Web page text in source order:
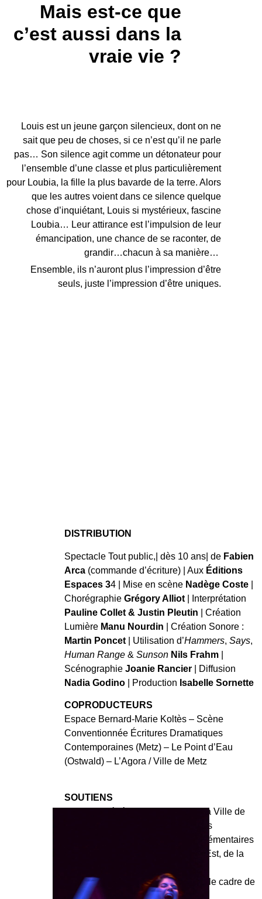
Mais est-ce que
c’est aussi dans la
vraie vie ?
Louis est un jeune garçon silencieux, dont on ne
sait que peu de choses, si ce n’est qu’il ne parle
pas… Son silence agit comme un détonateur pour
l’ensemble d’une classe et plus particulièrement
pour Loubia, la fille la plus bavarde de la terre. Alors
que les autres voient dans ce silence quelque
chose d’inquiétant, Louis si mystérieux, fascine
Loubia… Leur attirance est l’impulsion de leur
émancipation, une chance de se raconter, de
grandir…chacun à sa manière…
Ensemble, ils n’auront plus l’impression d’être
seuls, juste l’impression d’être uniques.
DISTRIBUTION
Spectacle Tout public,| dès 10 ans| de Fabien
Arca (commande d’écriture) | Aux Éditions
Espaces 34 | Mise en scène Nadège Coste
Chorégraphie Grégory Alliot
Interprétation
Pauline Collet & Justin Pleutin
Création
Lumière Manu Nourdin
Création Sonore :
Martin Poncet
Utilisation d’Hammers, Says,
Human Range & Sunson Nils Frahm
Scénographie Joanie Rancier
Diffusion
Nadia Godino
Production Isabelle Sornette
COPRODUCTEURS
Espace Bernard-Marie Koltès – Scène
Conventionnée Écritures Dramatiques
Contemporaines (Metz) – Le Point d’Eau
(Ostwald) – L’Agora / Ville de Metz
SOUTIENS
Ce projet bénéficie du soutien de la Ville de
Metz dans le cadre du dispositif des
Résidences d’artistes en Écoles élémentaires
2019 & 2020 ; de la DRAC Grand Est, de la
Départemental de la Moselle dans le cadre de
l’Aide à la Création 2020.